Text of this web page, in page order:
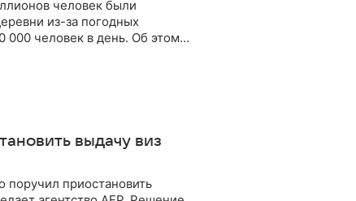
человек были
из-за погодных
000 человек в день. Об этом
выдачу виз
приостановить